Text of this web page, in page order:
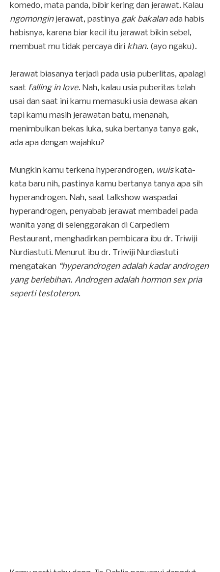
komedo, mata panda, bibir kering dan jerawat. Kalau
ngomonginjerawat, pastinya gak bakalanada habis
habisnya, karena biar kecil itu jerawat bikin sebel,
membuat mu tidak percaya diri khan. (ayo ngaku).
Jerawat biasanya terjadi pada usia puberlitas, apalagi
saat falling in love. Nah, kalau usia puberitas telah
usai dan saat ini kamu memasuki usia dewasa akan
tapi kamu masih jerawatan batu, menanah,
menimbulkan bekas luka, suka bertanya tanya gak,
ada apa dengan wajahku?
Mungkin kamu terkena hyperandrogen, wuiskata-
kata baru nih, pastinya kamu bertanya tanya apa sih
hyperandrogen. Nah, saat talkshow waspadai
hyperandrogen, penyabab jerawat membadel pada
wanita yang di selenggarakan di Carpediem
Restaurant, menghadirkan pembicara ibu dr. Triwiji
Nurdiastuti. Menurut ibu dr. Triwiji Nurdiastuti
mengatakan “hyperandrogen adalah kadar androgen
yang berlebihan. Androgen adalah hormon sex pria
seperti testoteron.